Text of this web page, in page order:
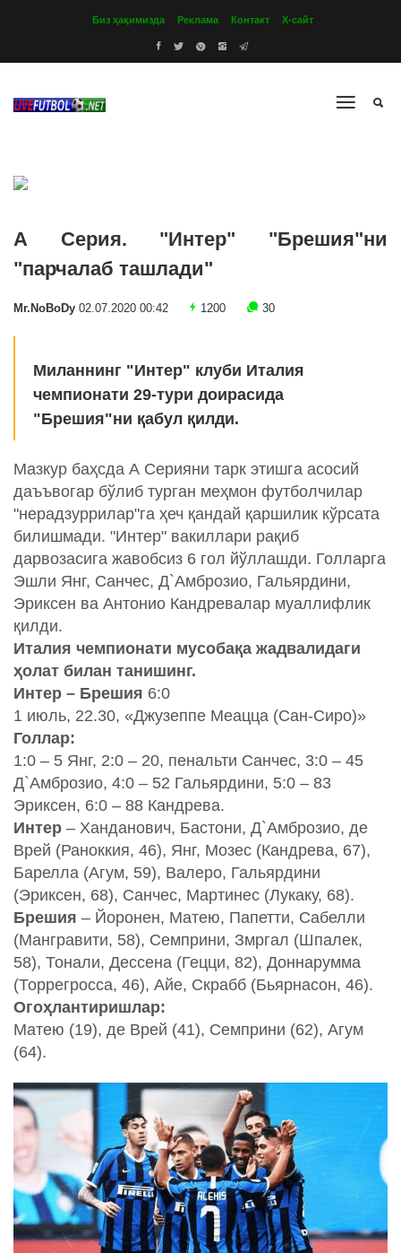
Биз ҳақимизда Реклама Контакт Х-сайт
А Серия. "Интер" "Брешия"ни
"парчалаб ташлади"
Mr.NoBoDy 02.07.2020 00:42 1200 30
Миланнинг "Интер" клуби Италия
чемпионати 29-тури доирасида
"Брешия"ни қабул қилди.
Мазкур баҳсда А Серияни тарк этишга асосий
даъъвогар бўлиб турган меҳмон футболчилар
"нерадзуррилар"га ҳеч қандай қаршилик кўрсата
билишмади. "Интер" вакиллари рақиб
дарвозасига жавобсиз 6 гол йўллашди. Голларга
Эшли Янг, Санчес, Д`Амброзио, Гальярдини,
Эриксен ва Антонио Кандревалар муаллифлик
қилди.
Италия чемпионати мусобақа жадвалидаги
ҳолат билан танишинг.
Интер – Брешия 6:0
1 июль, 22.30, «Джузеппе Меацца (Сан-Сиро)»
Голлар:
1:0 – 5 Янг, 2:0 – 20, пенальти Санчес, 3:0 – 45
Д`Амброзио, 4:0 – 52 Гальярдини, 5:0 – 83
Эриксен, 6:0 – 88 Кандрева.
Интер – Ханданович, Бастони, Д`Амброзио, де
Врей (Раноккия, 46), Янг, Мозес (Кандрева, 67),
Барелла (Агум, 59), Валеро, Гальярдини
(Эриксен, 68), Санчес, Мартинес (Лукаку, 68).
Брешия – Йоронен, Матею, Папетти, Сабелли
(Мангравити, 58), Семприни, Змргал (Шпалек,
58), Тонали, Дессена (Гецци, 82), Доннарумма
(Торрегросса, 46), Айе, Скрабб (Бьярнасон, 46).
Огоҳлантиришлар:
Матею (19), де Врей (41), Семприни (62), Агум
(64).